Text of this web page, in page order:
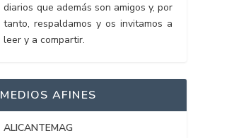
diarios que además son amigos y, por
tanto, respaldamos y os invitamos a
leer y a compartir.
MEDIOS AFINES
ALICANTEMAG